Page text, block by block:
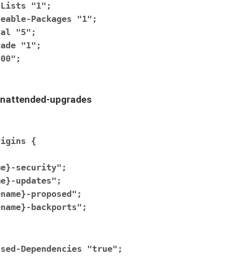
Lists "1";
Packages "1";
"5";
"1";
upgrades
{
security";
updates";
proposed";
backports";
Dependencies "true";